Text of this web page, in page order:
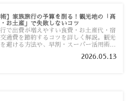
術】家族旅行の予算を削る！観光地の「高
お土産」で失敗しないコツ
で出費が増えやすい食費・お土産代・宿
通費を節約するコツを詳しく解説。観光
避ける方法や、早割・スーパー活用術、
2026.05.13